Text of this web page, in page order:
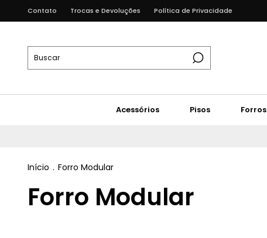
Contato Trocas e Devoluções Política de Privacidade
Acessórios Pisos Forros
Início . Forro Modular
Forro Modular